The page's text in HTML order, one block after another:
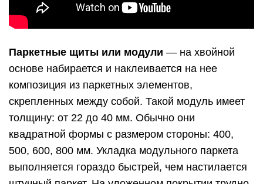
Паркетные щиты или модули — на хвойной
основе набирается и наклеивается на нее
композиция из паркетных элементов,
скрепленных между собой. Такой модуль имеет
толщину: от 22 до 40 мм. Обычно они
квадратной формы с размером стороны: 400,
500, 600, 800 мм. Укладка модульного паркета
выполняется гораздо быстрей, чем настилается